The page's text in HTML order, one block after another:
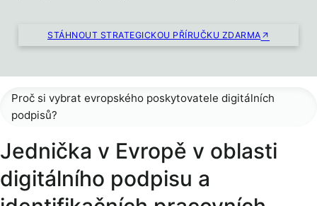
STÁHNOUT STRATEGICKOU PŘÍRUČKU ZDARMA
Jednička v Evropě v oblasti
digitálního podpisu a
Proč si vybrat evropského poskytovatele digitálních
podpisů?